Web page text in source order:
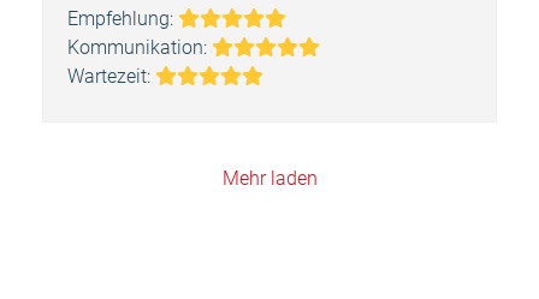
Empfehlung: Bewertung:
5
Kommunikation: Bewertung:
5
Wartezeit: Bewertung:
Mehr laden